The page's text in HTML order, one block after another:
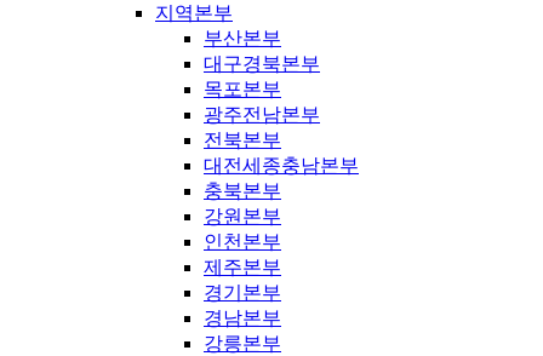
지역본부
부산본부
대구경북본부
목포본부
광주전남본부
전북본부
대전세종충남본부
충북본부
강원본부
인천본부
제주본부
경기본부
경남본부
강릉본부